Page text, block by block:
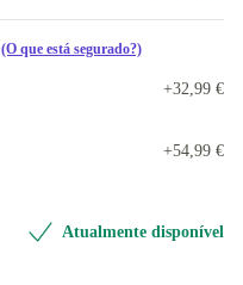
(O que está segurado?)
+32,99 €
+54,99 €
Atualmente disponível